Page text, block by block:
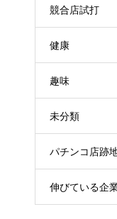
競合店試打
健康
趣味
未分類
パチンコ店跡
伸びている企